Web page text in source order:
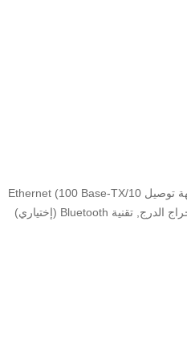
توصيل Ethernet ‏(‎100 Base-TX/10
الدرج, تقنية Bluetooth (إختياري)